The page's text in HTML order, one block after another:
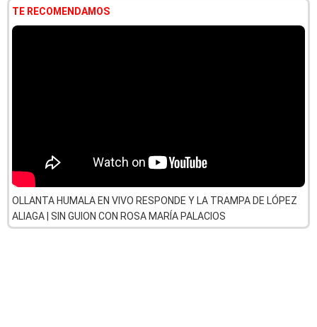
TE RECOMENDAMOS
OLLANTA HUMALA EN VIVO RESPONDE Y LA TRAMPA DE LÓPEZ
ALIAGA | SIN GUION CON ROSA MARÍA PALACIOS